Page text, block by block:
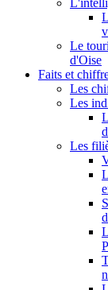
Le
d'Oise
Faits et
Les
Les
Les